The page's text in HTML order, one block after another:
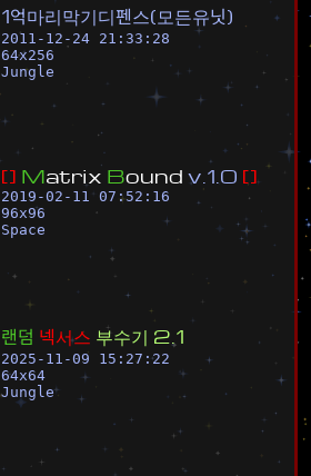
1억마리막기디펜스(모든유닛)
2011-12-24 21:33:28
64x256
Jungle
[] Matrix Bound v 1 0 []
2019-02-11 07:52:16
96x96
Space
랜덤 넥서스 부수기 2 1
2025-11-09 15:27:22
64x64
Jungle